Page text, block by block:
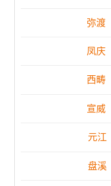
弥渡
凤庆
西畴
宣威
元江
盘溪